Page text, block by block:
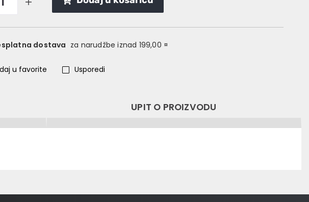
dostava za narudžbe iznad 199,00 ¤
u favorite Usporedi
UPIT O PROIZVODU